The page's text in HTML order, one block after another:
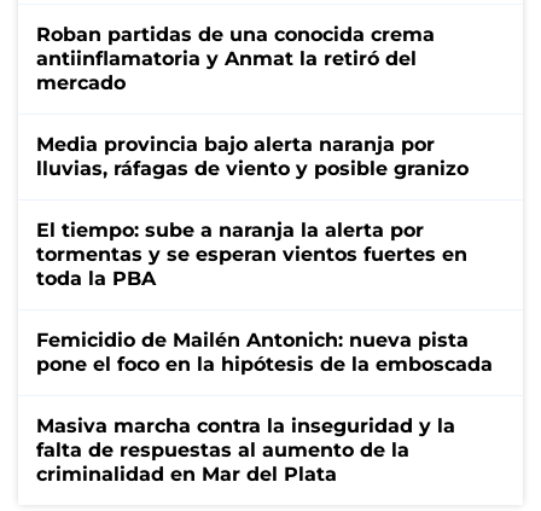
Roban partidas de una conocida crema
antiinflamatoria y Anmat la retiró del
mercado
Media provincia bajo alerta naranja por
lluvias, ráfagas de viento y posible granizo
El tiempo: sube a naranja la alerta por
tormentas y se esperan vientos fuertes en
toda la PBA
Femicidio de Mailén Antonich: nueva pista
pone el foco en la hipótesis de la emboscada
Masiva marcha contra la inseguridad y la
falta de respuestas al aumento de la
criminalidad en Mar del Plata